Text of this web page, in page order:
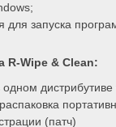
для запуска
R-Wipe & Clean:
дистрибутиве
(патч)